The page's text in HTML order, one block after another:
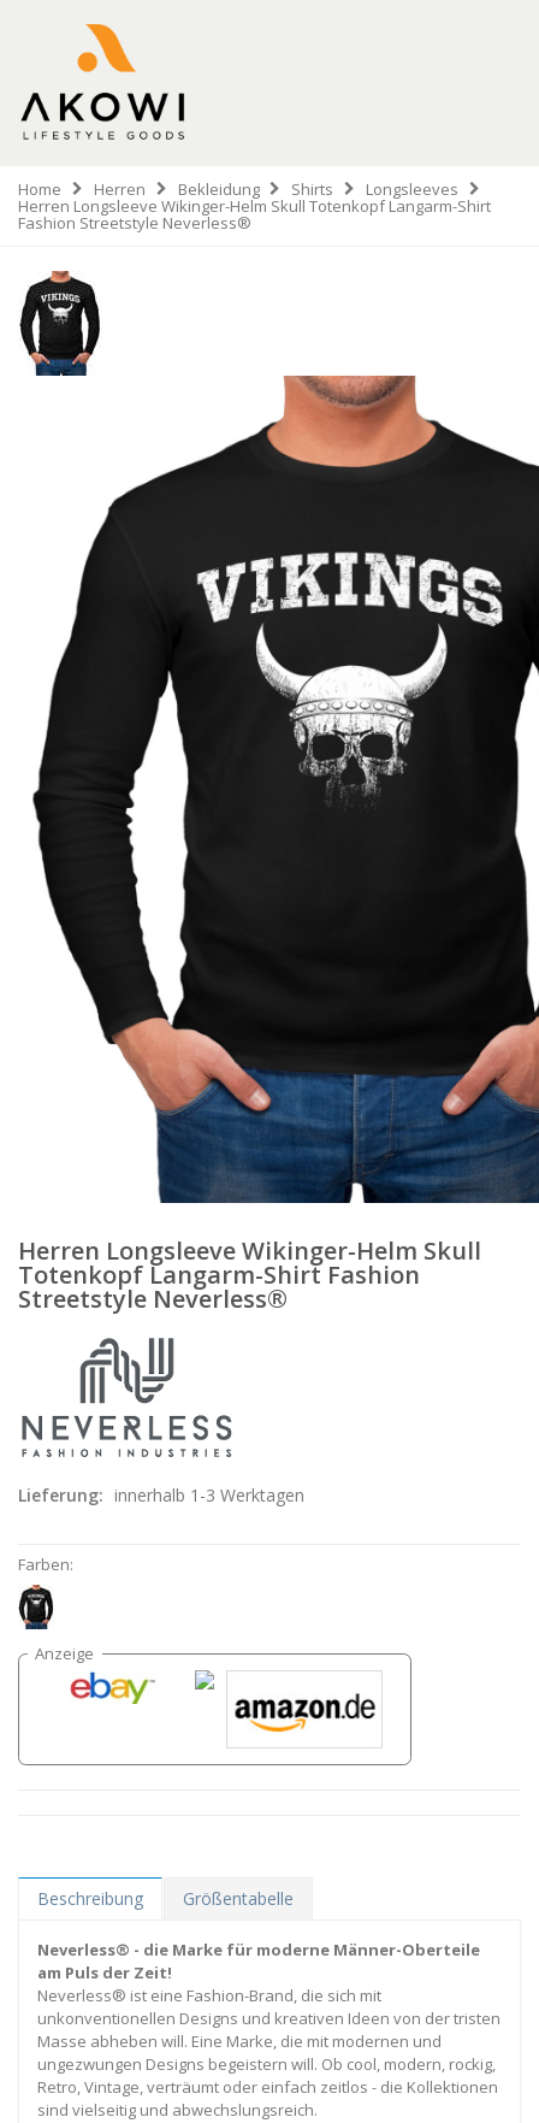
Home Herren Bekleidung Shirts Longsleeves
Herren Longsleeve Wikinger-Helm Skull Totenkopf Langarm-Shirt
Fashion Streetstyle Neverless®
Herren Longsleeve Wikinger-Helm Skull
Totenkopf Langarm-Shirt Fashion
Streetstyle Neverless®
Lieferung: innerhalb 1-3 Werktagen
Farben:
Beschreibung Größentabelle
Neverless® - die Marke für moderne Männer-Oberteile
am Puls der Zeit!
Neverless® ist eine Fashion-Brand, die sich mit
unkonventionellen Designs und kreativen Ideen von der tristen
Masse abheben will. Eine Marke, die mit modernen und
ungezwungen Designs begeistern will. Ob cool, modern, rockig,
Retro, Vintage, verträumt oder einfach zeitlos - die Kollektionen
sind vielseitig und abwechslungsreich.